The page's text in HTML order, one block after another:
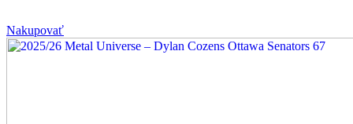
Nakupovať